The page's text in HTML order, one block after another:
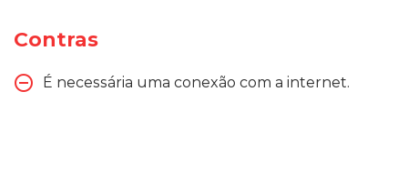
Contras
É necessária uma conexão com a internet.